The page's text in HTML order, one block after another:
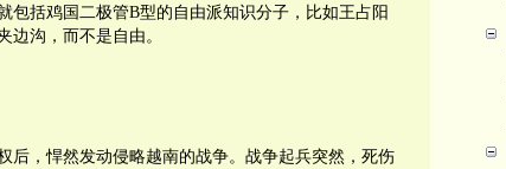
包括鸡国二极管B型的自由派知识分子，比如王占阳
边沟，而不是自由。
后，悍然发动侵略越南的战争。战争起兵突然，死伤